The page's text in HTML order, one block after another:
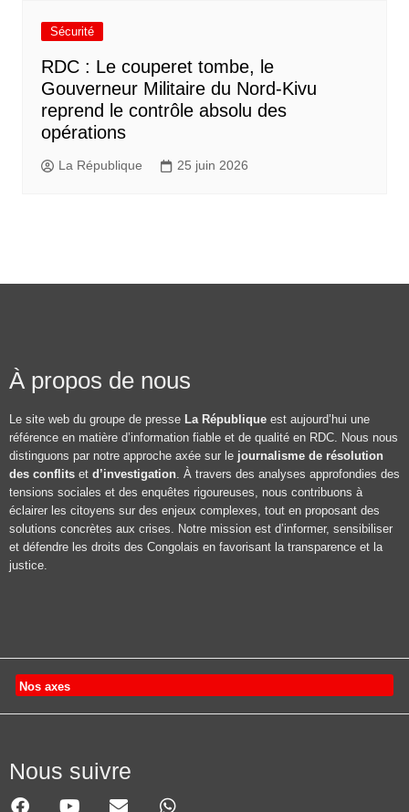
Sécurité
RDC : Le couperet tombe, le
Gouverneur Militaire du Nord-Kivu
reprend le contrôle absolu des
opérations
La République 25 juin 2026
À propos de nous
Le site web du groupe de presse La République est aujourd’hui une
référence en matière d’information fiable et de qualité en RDC. Nous nous
distinguons par notre approche axée sur le journalisme de résolution
des conflits et d’investigation. À travers des analyses approfondies des
tensions sociales et des enquêtes rigoureuses, nous contribuons à
éclairer les citoyens sur des enjeux complexes, tout en proposant des
solutions concrètes aux crises. Notre mission est d’informer, sensibiliser
et défendre les droits des Congolais en favorisant la transparence et la
justice.
Nos axes
Nous suivre